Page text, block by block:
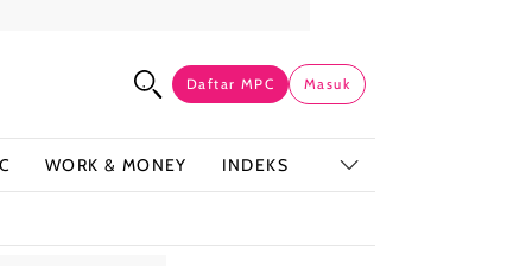
Daftar MPC Masuk
WORK & MONEY INDEKS